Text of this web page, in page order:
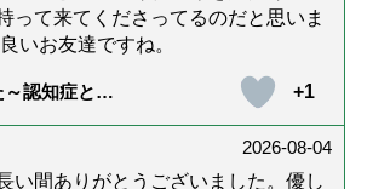
って来てくださってるのだと思いま
いお友達ですね。
～認知症と介
」）
+1
2026-08-04
い間ありがとうございました。優し